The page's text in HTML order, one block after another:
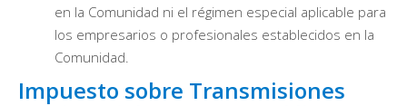
en la Comunidad ni el régimen especial aplicable para
los empresarios o profesionales establecidos en la
Comunidad.
Impuesto sobre Transmisiones